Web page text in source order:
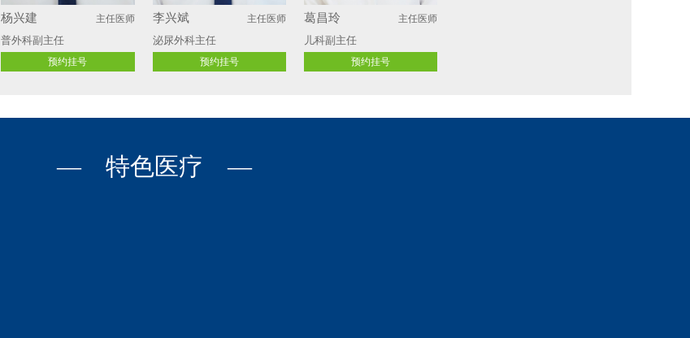
杨兴建 主任医师
普外科副主任
预约挂号
李兴斌 主任医师
泌尿外科主任
预约挂号
葛昌玲 主任医师
儿科副主任
预约挂号
— 特色医疗 —